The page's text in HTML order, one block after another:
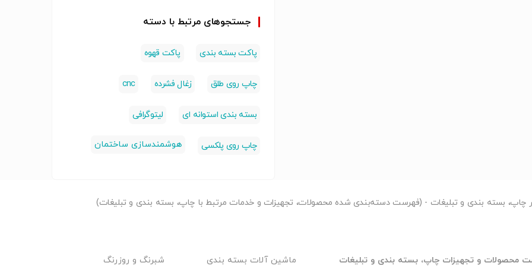
آن‌ها، کارت ویزیت شفاف را به عنوان یکی از کارت
جستجوهای مرتبط با دسته
پاکت بسته بندی پاکت قهوه
چاپ روی طلق زغال فشرده cnc
بسته بندی استوانه ای لیتوگرافی
چاپ روی پلکسی هوشمندسازی ساختمان
چاپ، بسته بندی و تبلیغات - (فهرست دسته‌بندی شده محصولات، تجهیزات و خدمات مرتبط با چاپ، بسته بندی و تبلیغات)
محصولات و تجهیزات چاپ، بسته بندی و تبلیغات ماشین آلات بسته بندی شبرنگ و روزرنگ